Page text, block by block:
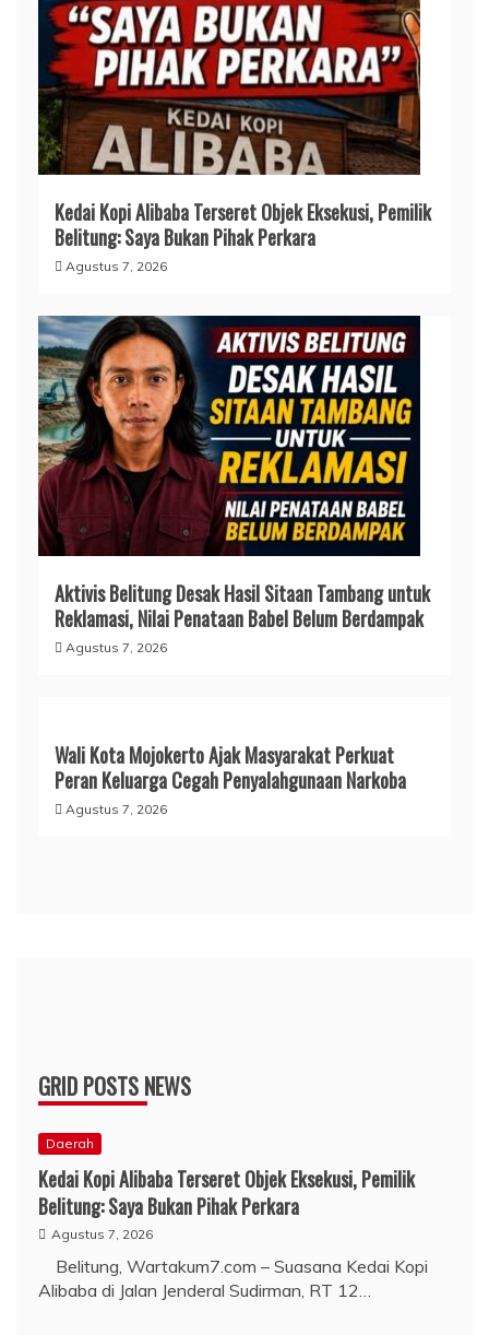
Kedai Kopi Alibaba Terseret Objek Eksekusi, Pemilik
Belitung: Saya Bukan Pihak Perkara
Agustus 7, 2026
Aktivis Belitung Desak Hasil Sitaan Tambang untuk
Reklamasi, Nilai Penataan Babel Belum Berdampak
Agustus 7, 2026
Wali Kota Mojokerto Ajak Masyarakat Perkuat
Peran Keluarga Cegah Penyalahgunaan Narkoba
Agustus 7, 2026
GRID POSTS NEWS
Daerah
Kedai Kopi Alibaba Terseret Objek Eksekusi, Pemilik
Belitung: Saya Bukan Pihak Perkara
Agustus 7, 2026
Belitung, Wartakum7.com – Suasana Kedai Kopi
Alibaba di Jalan Jenderal Sudirman, RT 12…